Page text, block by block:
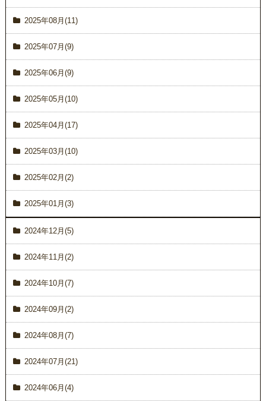
2025年08月(11)
2025年07月(9)
2025年06月(9)
2025年05月(10)
2025年04月(17)
2025年03月(10)
2025年02月(2)
2025年01月(3)
2024年12月(5)
2024年11月(2)
2024年10月(7)
2024年09月(2)
2024年08月(7)
2024年07月(21)
2024年06月(4)